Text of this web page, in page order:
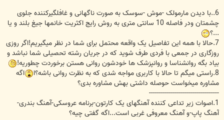
6..با دیدن مارمولک -موش -سوسک به صورت ناگهانی و غافلگیرکننده جلوی
چشمتان ودر فاصله 10 سانتی متری به روش رایج اکثریت خانمها جیغ بلند و یا
...؟
7.حالا با همه این تفاصیل یک واقعه محتمل برای شما در نظر میگیریم!اگر روزی
روزگاری در جمعی با فردی طرف شوید که در جریان رشته تحصیلی شما نباشد و
بیاد بگه روانشناسا و روانپزشک ها خودشون روانی هستن برخوردت چطوریه!
8.راستی میگم تا حالا با کاربری مواجه شدی که به نظرت روانی باشه؟ا
اگه
مشاوره میخواست حوصله داشتی بهش مشاوره بدی؟
-----------------------------------
1.اصوات زیر تداعی کننده آهنگهای یک کارتون-برنامه عروسکی-آهنگ بندری-
آهنگ پاپ-و آهنگ معروفی غربی است...اگه گفتی چیه؟